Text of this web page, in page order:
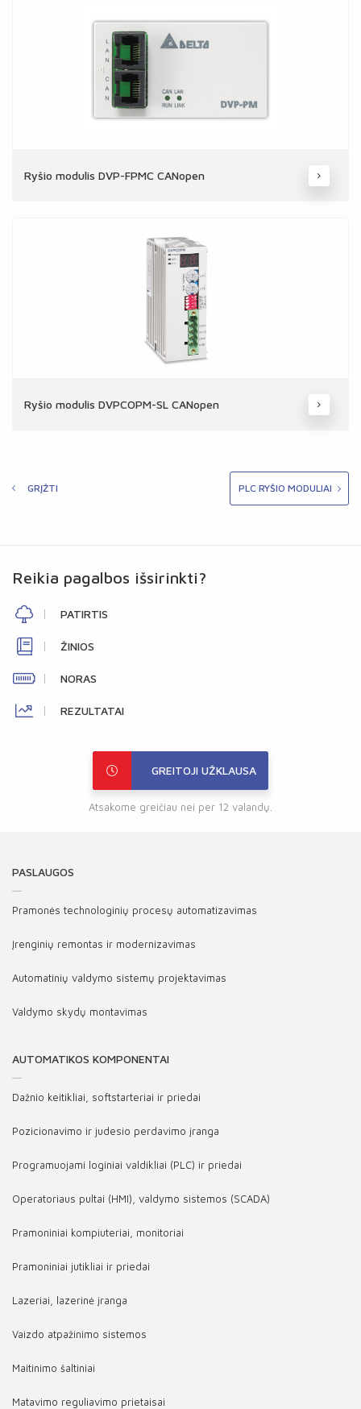
Ryšio modulis DVP-FPMC CANopen
Ryšio modulis DVPCOPM-SL CANopen
GRĮŽTI PLC RYŠIO MODULIAI
Reikia pagalbos išsirinkti?
PATIRTIS
ŽINIOS
NORAS
REZULTATAI
GREITOJI UŽKLAUSA
Atsakome greičiau nei per 12 valandų.
PASLAUGOS
Pramonės technologinių procesų automatizavimas
Įrenginių remontas ir modernizavimas
Automatinių valdymo sistemų projektavimas
Valdymo skydų montavimas
AUTOMATIKOS KOMPONENTAI
Dažnio keitikliai, softstarteriai ir priedai
Pozicionavimo ir judesio perdavimo įranga
Programuojami loginiai valdikliai (PLC) ir priedai
Operatoriaus pultai (HMI), valdymo sistemos (SCADA)
Pramoniniai kompiuteriai, monitoriai
Pramoniniai jutikliai ir priedai
Lazeriai, lazerinė įranga
Vaizdo atpažinimo sistemos
Maitinimo šaltiniai
Matavimo reguliavimo prietaisai